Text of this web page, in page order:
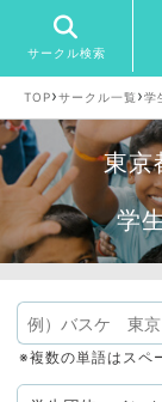
サークル検索
TOP›サークル一覧 ›学
東京
学
※複数の単語はスペ